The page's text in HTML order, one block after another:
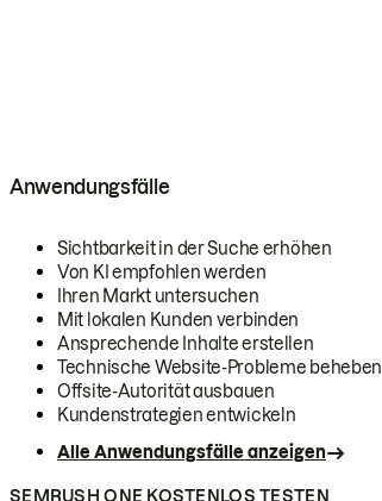
Anwendungsfälle
Sichtbarkeit in der Suche erhöhen
Von KI empfohlen werden
Ihren Markt untersuchen
Mit lokalen Kunden verbinden
Ansprechende Inhalte erstellen
Technische Website-Probleme beheben
Offsite-Autorität ausbauen
Kundenstrategien entwickeln
Alle Anwendungsfälle anzeigen
SEMRUSH ONE KOSTENLOS TESTEN